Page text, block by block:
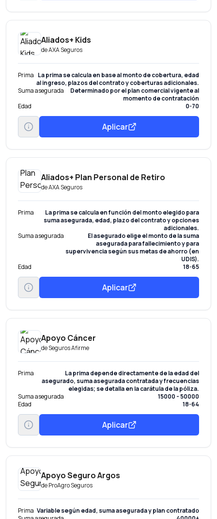
Aliados+ Kids
deAXA Seguros
Prima La prima se calcula en base al monto de cobertura, edad
al ingreso, plazos del contrato y coberturas adicionales.
Suma asegurada
Determinado por el plan comercial vigente al
momento de contratación
Edad
0-70
Aplicar
Aliados+ Plan Personal de Retiro
deAXA Seguros
Prima
La prima se calcula en función del monto elegido para
suma asegurada, edad, plazo del contrato y opciones
adicionales.
Suma asegurada
El asegurado elige el monto de la suma
asegurada para fallecimiento y para
supervivencia según sus metas de ahorro (en
UDIS).
Edad
18-65
Aplicar
Apoyo Cáncer
deSeguros Afirme
Prima
La prima depende directamente de la edad del
asegurado, suma asegurada contratada y frecuencias
elegidas; se detalla en la carátula de la póliza.
Suma asegurada
15000 - 50000
Edad
18-64
Aplicar
Apoyo Seguro Argos
deProAgro Seguros
Prima Variable según edad, suma asegurada y plan contratado